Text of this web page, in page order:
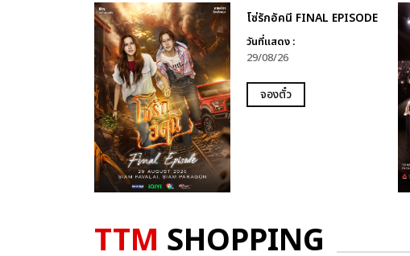
โซ่รักอัคนี FINAL EPISODE
วันที่แสดง :
29/08/26
จองตั๋ว
TTM SHOPPING